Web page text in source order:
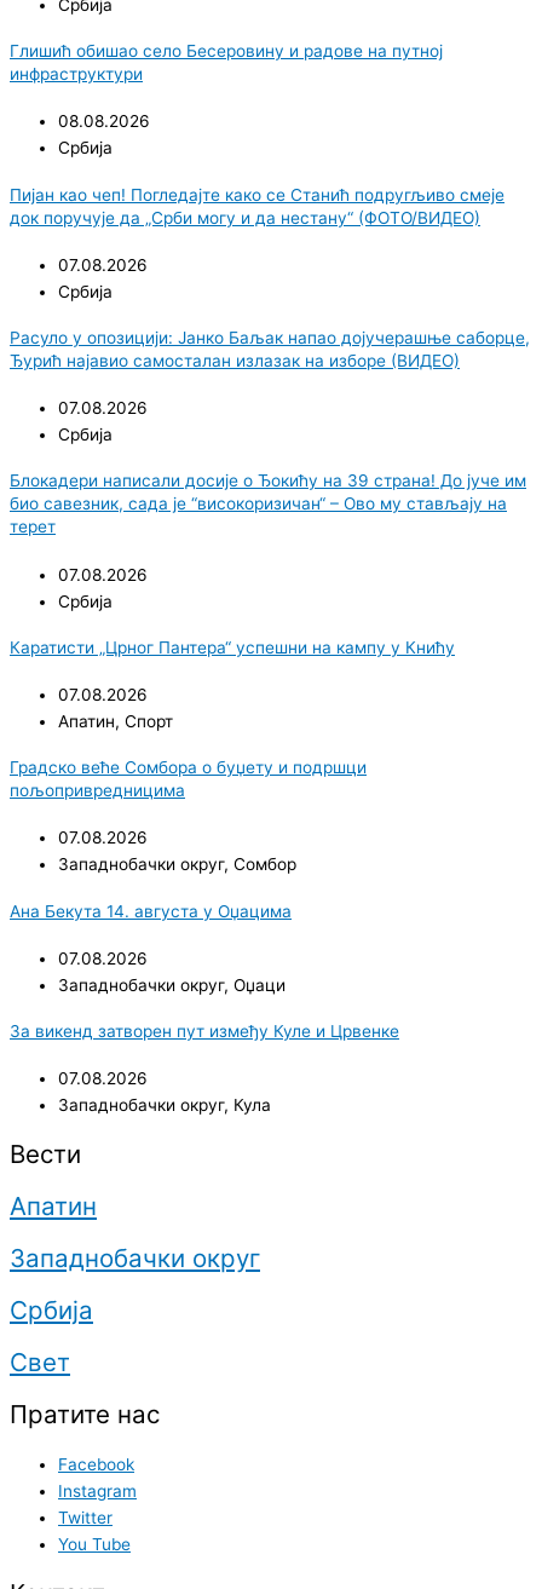
Србија
Глишић обишао село Бесеровину и радове на путној
инфраструктури
08.08.2026
Србија
Пијан као чеп! Погледајте како се Станић подругљиво смеје
док поручује да „Срби могу и да нестану“ (ФОТО/ВИДЕО)
07.08.2026
Србија
Расуло у опозицији: Јанко Баљак напао дојучерашње саборце,
Ђурић најавио самосталан излазак на изборе (ВИДЕО)
07.08.2026
Србија
Блокадери написали досије о Ђокићу на 39 страна! До јуче им
био савезник, сада је “високоризичан“ – Ово му стављају на
терет
07.08.2026
Србија
Каратисти „Црног Пантера“ успешни на кампу у Книћу
07.08.2026
Апатин, Спорт
Градско веће Сомбора о буџету и подршци
пољопривредницима
07.08.2026
Западнобачки округ, Сомбор
Ана Бекута 14. августа у Оџацима
07.08.2026
Западнобачки округ, Оџаци
За викенд затворен пут између Куле и Црвенке
07.08.2026
Западнобачки округ, Кула
Вести
Апатин
Западнобачки округ
Србија
Свет
Пратите нас
Facebook
Instagram
Twitter
You Tube